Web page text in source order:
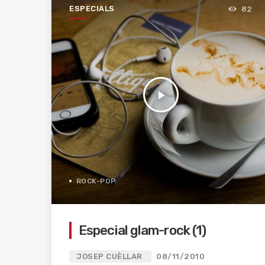
ESPECIALS
play_arrow
82
ROCK-POP
Especial glam-rock (1)
JOSEP CUÈLLAR 08/11/2010